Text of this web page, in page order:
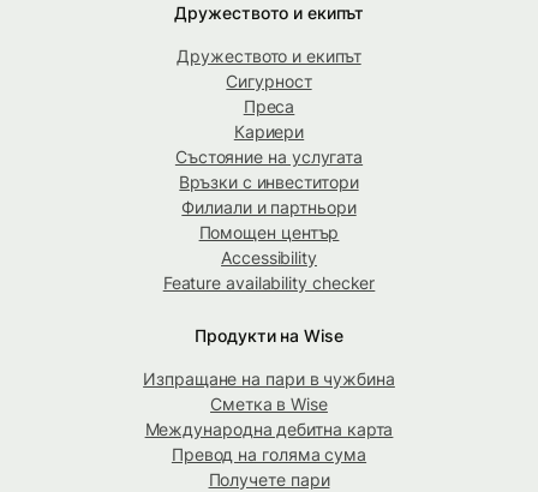
Дружеството и екипът
Дружеството и екипът
Сигурност
Преса
Кариери
Състояние на услугата
Връзки с инвеститори
Филиали и партньори
Помощен център
Accessibility
Feature availability checker
Продукти на Wise
Изпращане на пари в чужбина
Сметка в Wise
Международна дебитна карта
Превод на голяма сума
Получете пари